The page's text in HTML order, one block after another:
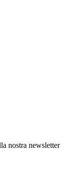
nostra newsletter